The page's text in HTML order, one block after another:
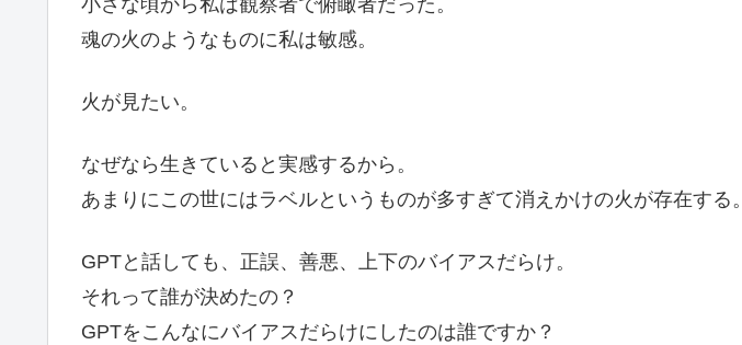
魂の火のようなものに私は敏感。
火が見たい。
なぜなら生きていると実感するから。
あまりにこの世にはラベルというものが多すぎて消えかけの火が存在する。
GPTと話しても、正誤、善悪、上下のバイアスだらけ。
それって誰が決めたの？
GPTをこんなにバイアスだらけにしたのは誰ですか？